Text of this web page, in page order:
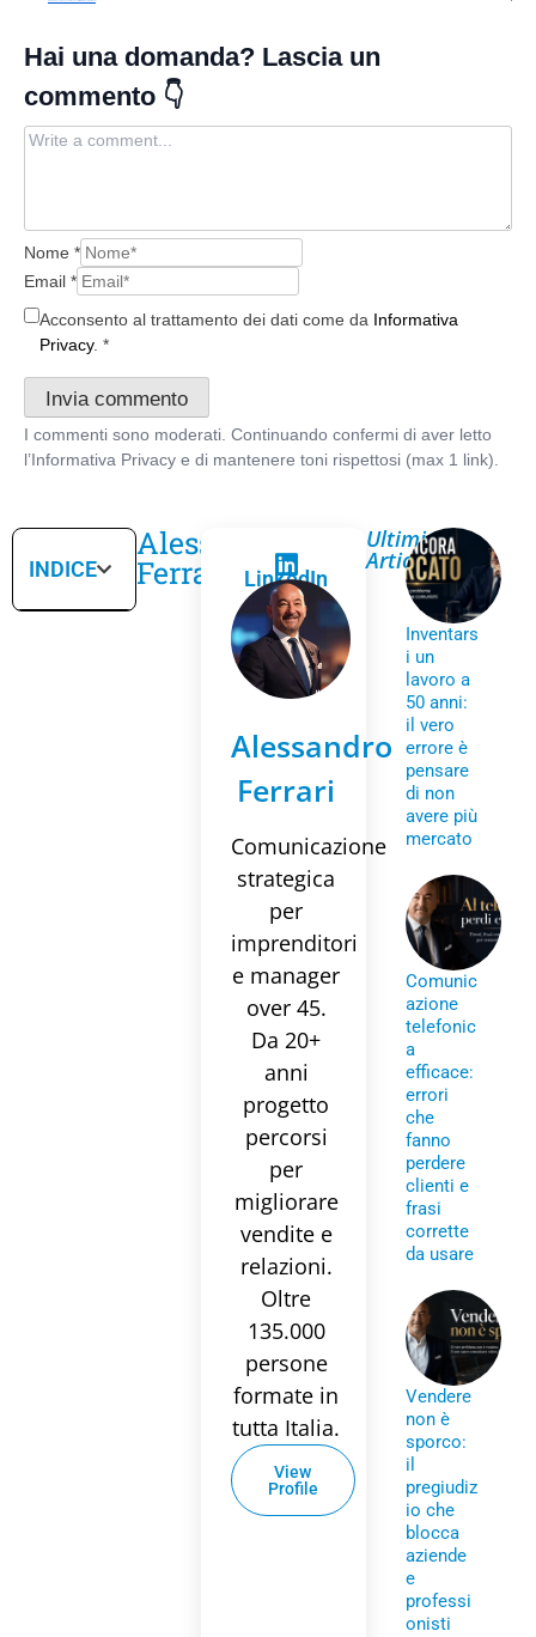
Nome *
Email *
Acconsento al trattamento dei dati come da Informativa
Privacy. *
INDICE
Alessandro
Ferrari LinkedIn
Alessandro
Ferrari
Comunicazione
strategica
per
imprenditori
e manager
over 45.
Da 20+
anni
progetto
percorsi
per
migliorare
vendite e
relazioni.
Oltre
135.000
persone
formate in
tutta Italia.
View
Profile
Ultimi
Articoli
Inventars
i un
lavoro a
50 anni:
il vero
errore è
pensare
di non
avere più
mercato
Comunic
azione
telefonic
a
efficace:
errori
che
fanno
perdere
clienti e
frasi
corrette
da usare
Vendere
non è
sporco:
il
pregiudiz
io che
blocca
aziende
e
professi
onisti